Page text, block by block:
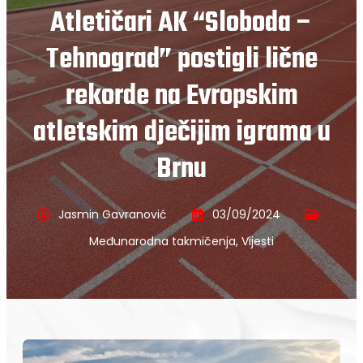
Atletičari AK “Sloboda –
Tehnograd” postigli lične
rekorde na Evropskim
atletskim dječijim igrama u
Brnu
Jasmin Gavranović
03/09/2024
Međunarodna takmičenja, Vijesti